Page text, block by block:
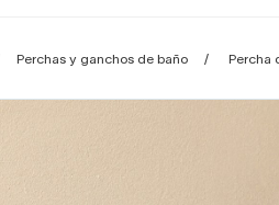
Perchas y ganchos de baño Percha